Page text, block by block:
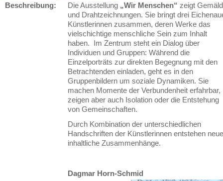
Beschreibung: Die Ausstellung „Wir Menschen“ zeigt
und Drahtzeichnungen. Sie bringt drei
Künstlerinnen zusammen, deren Werke das
vielschichtige menschliche Sein zum Inhalt
haben. Im Zentrum steht ein Dialog über
Individuen und Gruppen: Während die
Einzelporträts zur direkten Begegnung mit den
Betrachtenden einladen, geht es in den
Gruppenbildern um soziale Dynamiken. Sie
machen Momente der Verbundenheit erfahrbar,
zeigen aber auch Isolation oder die Entstehung
von Gemeinschaften.
Durch Kombination der unterschiedlichen
Handschriften der Künstlerinnen entstehen neue
inhaltliche Zusammenhänge.
Dagmar Horn-Schmid